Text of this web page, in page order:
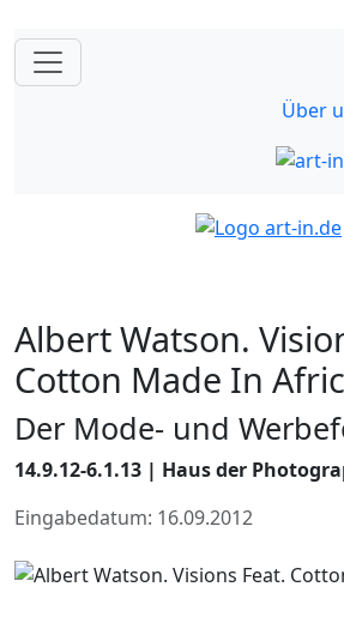
Über
Albert Watson.
Cotton Made In
Der Mode- und
14.9.12-6.1.13 | Haus der
Eingabedatum: 16.09.2012